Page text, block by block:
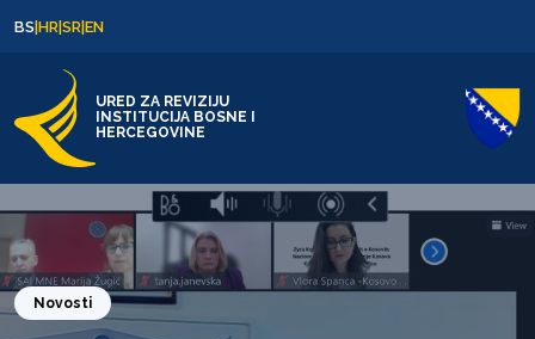
BS|HR|SR|EN
URED ZA REVIZIJU
INSTITUCIJA BOSNE I
HERCEGOVINE
Novosti